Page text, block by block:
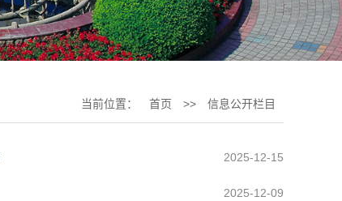
当前位置： 首页 >> 信息公开栏目
2025-12-15
2025-12-09